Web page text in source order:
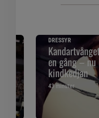
DRESSYR
en gång –
kindkedjan
43 minuter